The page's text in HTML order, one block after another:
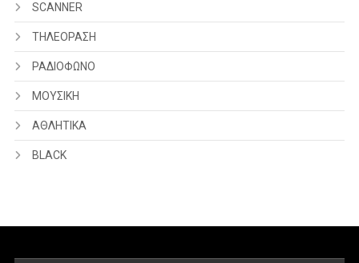
SCANNER
ΤΗΛΕΟΡΑΣΗ
ΡΑΔΙΟΦΩΝΟ
ΜΟΥΣΙΚΗ
ΑΘΛΗΤΙΚΑ
BLACK